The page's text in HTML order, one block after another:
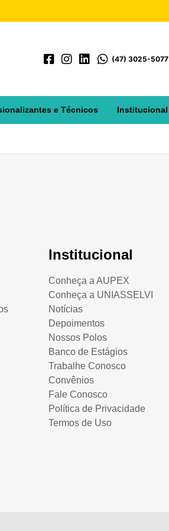
(47) 3025-5077
e Técnicos Institucional
Institucional
Conheça a AUPEX
Conheça a UNIASSELVI
Notícias
Depoimentos
Nossos Polos
Banco de Estágios
Trabalhe Conosco
Convênios
Fale Conosco
Política de Privacidade
Termos de Uso